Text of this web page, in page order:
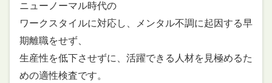
ニューノーマル時代の
ワークスタイルに対応し、メンタル不調に起因する早
期離職をせず、
生産性を低下させずに、活躍できる人材を見極めるた
めの適性検査です。